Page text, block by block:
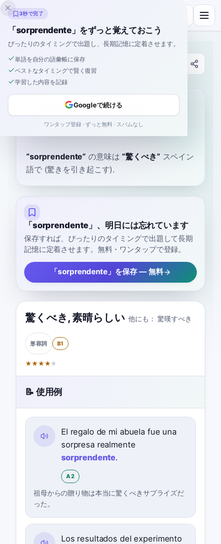
Inklingo
辞書
ホーム›スペイン語
sorprendente
sor-pren-DEN-teh soɾ.pɾenˈden.te
“sorprendente” の意味は “驚くべき” スペイン
語で(驚きを引き起こす).
「sorprendente」、明日には忘れています
保存すれば、ぴったりのタイミングで出題して長期
記憶に定着させます。無料・ワンタップで登録。
「sorprendente」を保存 — 無料
驚くべき,素晴らしい 他にも： 驚嘆すべき
形容詞 B1
★★★★★
📝 使用例
El regalo de mi abuela fue una
sorpresa realmente
sorprendente.
A2
祖母からの贈り物は本当に驚くべきサプライズだ
った。
Los resultados del experimento
3秒で完了
「sorprendente」をずっと覚えておこう
ぴったりのタイミングで出題し、長期記憶に定着させます。
単語を自分の語彙帳に保存
ベストなタイミングで賢く復習
学習した内容を記録
Googleで続ける
ワンタップ登録 · ずっと無料 · スパムなし